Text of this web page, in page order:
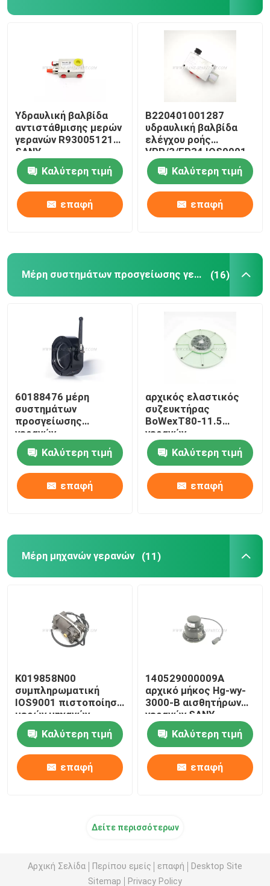
Υδραυλική βαλβίδα
αντιστάθμισης μερών
γερανών R930051212
SANY
Καλύτερη τιμή
επαφή
B220401001287
υδραυλική βαλβίδα
ελέγχου ροής
VPR/3/EP34 IOS9001
Καλύτερη τιμή
επαφή
Μέρη συστημάτων προσγείωσης γερανών (16)
60188476 μέρη
συστημάτων
προσγείωσης
γερανών
μεταστρέφουν με το
χέρι τη βαλβίδα
αντιστροφής για
SANY JZF80FD
Καλύτερη τιμή
επαφή
αρχικός ελαστικός
συζευκτήρας
BoWexT80-11.5
γερανών
B221701000144 SANY
Καλύτερη τιμή
επαφή
Μέρη μηχανών γερανών (11)
K019858N00
συμπληρωματική
IOS9001 πιστοποίηση
μερών μηχανών
γερανών
Καλύτερη τιμή
επαφή
140529000009A
αρχικό μήκος Hg-wy-
3000-Β αισθητήρων
γερανών SANY
Καλύτερη τιμή
επαφή
Δείτε περισσότερων
Αρχική Σελίδα Περίπου εμείς επαφή
Desktop Site
Sitemap
Privacy Policy